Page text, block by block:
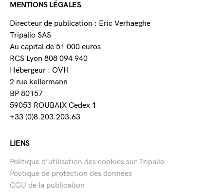
MENTIONS LÉGALES
Directeur de publication : Eric Verhaeghe
Tripalio SAS
Au capital de 51 000 euros
RCS Lyon 808 094 940
Hébergeur : OVH
2 rue kellermann
BP 80157
59053 ROUBAIX Cedex 1
+33 (0)8.203.203.63
LIENS
Politique d’utilisation des cookies sur Tripalio
Politique de protection des données
CGU de la publication